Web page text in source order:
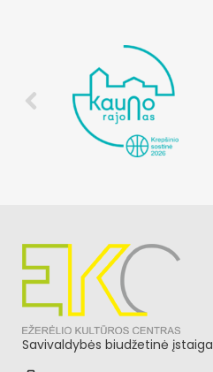
Savivaldybės biudžetinė įstaiga